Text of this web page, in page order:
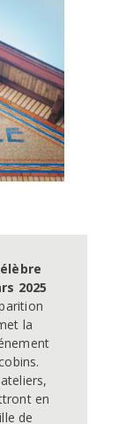
2025
la
en
de